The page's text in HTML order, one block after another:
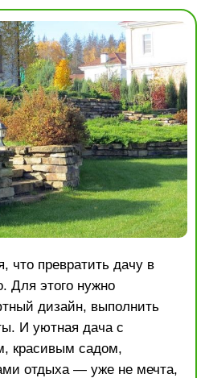
что превратить дачу в
Для этого нужно
дизайн, выполнить
И уютная дача с
красивым садом,
отдыха — уже не мечта,